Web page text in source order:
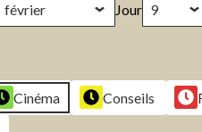
Jour
Cinéma Conseils